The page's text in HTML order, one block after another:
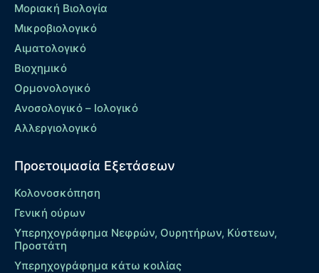
Μοριακή Βιολογία
Μικροβιολογικό
Αιματολογικό
Βιοχημικό
Ορμονολογικό
Ανοσολογικό – Ιολογικό
Αλλεργιολογικό
Προετοιμασία Εξετάσεων
Κολονοσκόπηση
Γενική ούρων
Υπερηχογράφημα Νεφρών, Ουρητήρων, Κύστεων,
Προστάτη
Υπερηχογράφημα κάτω κοιλίας